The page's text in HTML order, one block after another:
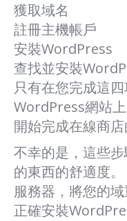
獲取域名
註冊主機帳戶
安裝WordPress
查找並安裝
只有在您完成這
WordPress網站
開始完成在線商店
不幸的是，這些
的東西的舒適度
服務器，將您的
正確安裝